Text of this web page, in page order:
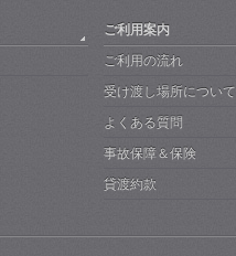
ご利用案内
ご利用の流れ
受け渡し場所について
よくある質問
事故保障＆保険
貸渡約款